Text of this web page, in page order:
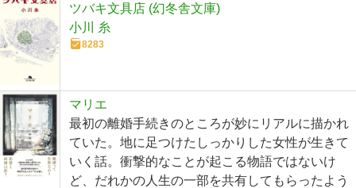
ツバキ文具店 (幻冬舎文庫)
小川 糸
8283
マリエ
最初の離婚手続きのところが妙にリアルに描かれ
ていた。地に足つけたしっかりした女性が生きて
いく話。衝撃的なことが起こる物語ではないけ
ど、だれかの人生の一部を共有してもらったよう